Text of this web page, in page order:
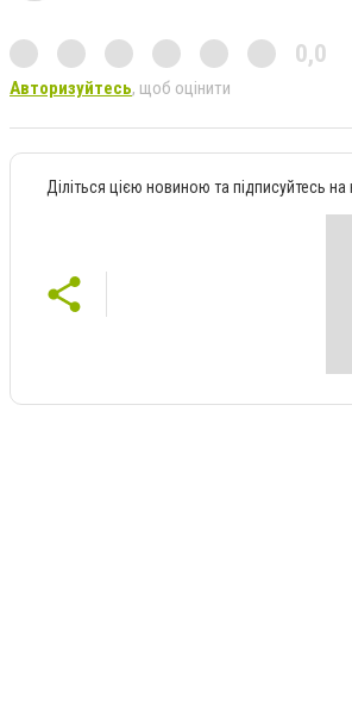
0,0
Авторизуйтесь, щоб оцінити
Діліться цією новиною та підписуйтесь на